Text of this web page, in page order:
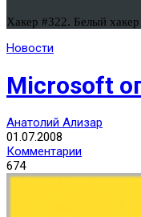
Хакер #322. Белый хакер
Новости
Microsoft
Анатолий Ализар
01.07.2008
Комментарии
674